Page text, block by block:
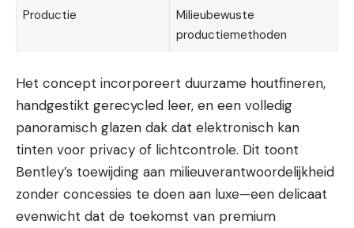
Productie
Milieubewuste
productiemethoden
Het concept incorporeert duurzame houtfineren,
handgestikt gerecycled leer, en een volledig
panoramisch glazen dak dat elektronisch kan
tinten voor privacy of lichtcontrole. Dit toont
Bentley’s toewijding aan milieuverantwoordelijkheid
zonder concessies te doen aan luxe—een delicaat
evenwicht dat de toekomst van premium